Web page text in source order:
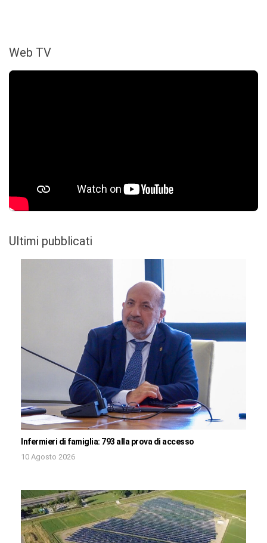
Web TV
Ultimi pubblicati
Infermieri di famiglia: 793 alla prova di accesso
10 Agosto 2026